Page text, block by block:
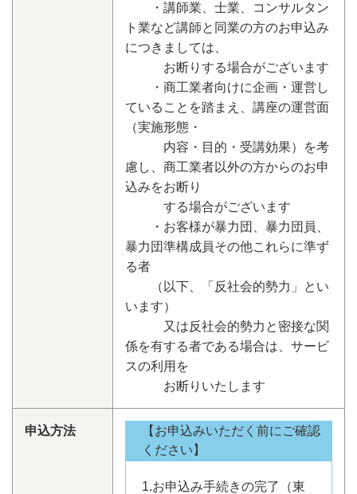
・講師業、士業、コンサルタン
ト業など講師と同業の方のお申込み
につきましては、
お断りする場合がございます
・商工業者向けに企画・運営し
ていることを踏まえ、講座の運営面
（実施形態・
内容・目的・受講効果）を考
慮し、商工業者以外の方からのお申
込みをお断り
する場合がございます
・お客様が暴力団、暴力団員、
暴力団準構成員その他これらに準ず
る者
（以下、「反社会的勢力」とい
います）
又は反社会的勢力と密接な関
係を有する者である場合は、サービ
スの利用を
お断りいたします
申込方法
【お申込みいただく前にご確認
ください】
1.お申込み手続きの完了（東